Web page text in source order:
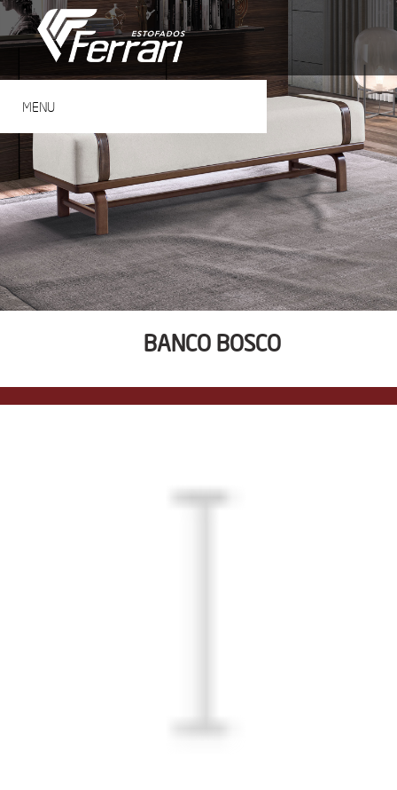
MENU
BANCO BOSCO